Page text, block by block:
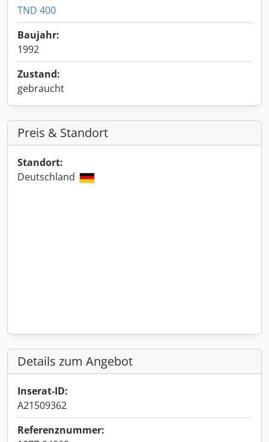
TND 400
Baujahr:
1992
Zustand:
gebraucht
Preis & Standort
Standort:
Deutschland
Details zum Angebot
Inserat-ID:
A21509362
Referenznummer: